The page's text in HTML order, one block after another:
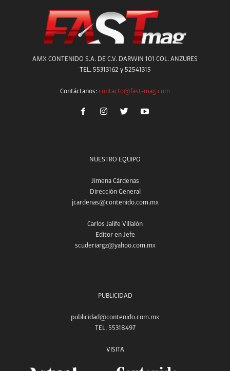
AMX CONTENIDO S.A. DE C.V. DARWIN 101 COL. ANZURES
TEL. 55313162 y 52541315
Contáctanos: contacto@fast-mag.com
NUESTRO EQUIPO
Jimena Cárdenas
Dirección General
jcardenas@contenido.com.mx
Carlos Jalife Villalón
Editor en Jefe
scuderiargz@yahoo.com.mx
PUBLICIDAD
publicidad@contenido.com.mx
TEL. 55318497
VISITA